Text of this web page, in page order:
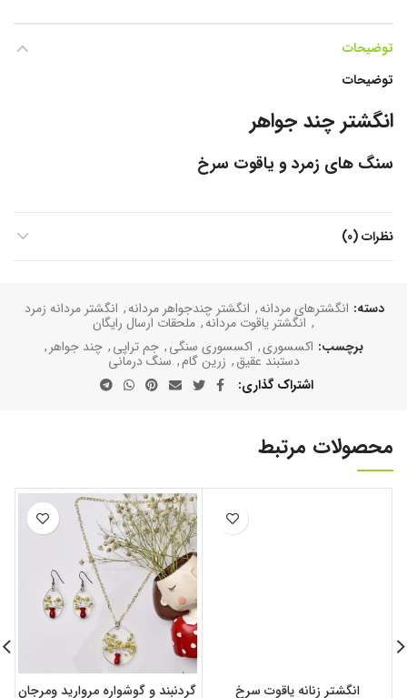
توضیحات
توضیحات
انگشتر چند جواهر
سنگ های زمرد و یاقوت سرخ
نظرات (0)
دسته: انگشترهای مردانه, انگشتر چندجواهر مردانه, انگشتر مردانه زمرد
, انگشتر یاقوت مردانه, ملحقات ارسال رایگان
برچسب: اکسسوری, اکسسوری سنگی, جم تراپی, چند جواهر ,
دستبند عقیق, زرین گام, سنگ درمانی
اشتراک گذاری
محصولات مرتبط
انگشتر زنانه یاقوت سرخ گردنبند و گوشواره مروارید ومرجان